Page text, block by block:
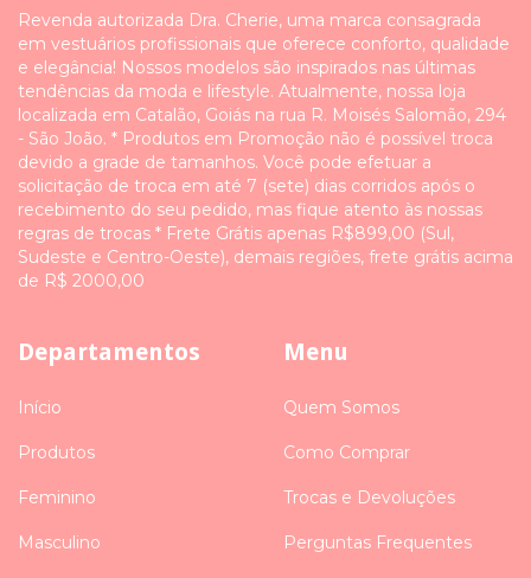
Revenda autorizada Dra. Cherie, uma marca consagrada
em vestuários profissionais que oferece conforto, qualidade
e elegância! Nossos modelos são inspirados nas últimas
tendências da moda e lifestyle. Atualmente, nossa loja
localizada em Catalão, Goiás na rua R. Moisés Salomão, 294
- São João. * Produtos em Promoção não é possível troca
devido a grade de tamanhos. Você pode efetuar a
solicitação de troca em até 7 (sete) dias corridos após o
recebimento do seu pedido, mas fique atento às nossas
regras de trocas * Frete Grátis apenas R$899,00 (Sul,
Sudeste e Centro-Oeste), demais regiões, frete grátis acima
de R$ 2000,00
Departamentos
Início
Produtos
Feminino
Masculino
Menu
Quem Somos
Como Comprar
Trocas e Devoluções
Perguntas Frequentes